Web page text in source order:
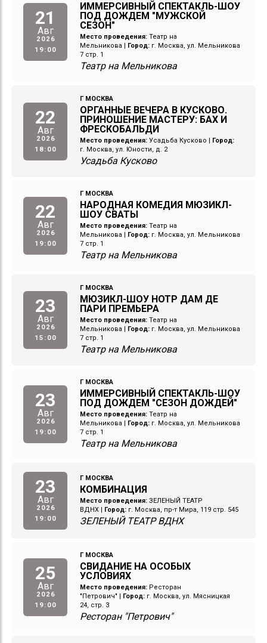
21
Авг
2026
19:00
ИММЕРСИВНЫЙ СПЕКТАКЛЬ-ШОУ
ПОД ДОЖДЕМ "МУЖСКОЙ
СЕЗОН"
Место проведения: Театр на
Мельникова
Город: г. Москва, ул. Мельникова
7 стр. 1
Театр на Мельникова
22
Авг
2026
18:00
Г МОСКВА
ОРГАННЫЕ ВЕЧЕРА В КУСКОВО.
ПРИНОШЕНИЕ МАСТЕРУ: БАХ И
ФРЕСКОБАЛЬДИ
Место проведения: Усадьба Кусково
Город:
г. Москва, ул. Юности, д. 2
Усадьба Кусково
22
Авг
2026
19:00
Г МОСКВА
НАРОДНАЯ КОМЕДИЯ МЮЗИКЛ-
ШОУ СВАТЫ
Место проведения: Театр на
Мельникова
Город: г. Москва, ул. Мельникова
7 стр. 1
Театр на Мельникова
23
Авг
2026
15:00
Г МОСКВА
МЮЗИКЛ-ШОУ НОТР ДАМ ДЕ
ПАРИ ПРЕМЬЕРА
Место проведения: Театр на
Мельникова
Город: г. Москва, ул. Мельникова
7 стр. 1
Театр на Мельникова
23
Авг
2026
19:00
Г МОСКВА
ИММЕРСИВНЫЙ СПЕКТАКЛЬ-ШОУ
ПОД ДОЖДЕМ "СЕЗОН ДОЖДЕЙ"
Место проведения: Театр на
Мельникова
Город: г. Москва, ул. Мельникова
7 стр. 1
Театр на Мельникова
23
Авг
2026
19:00
Г МОСКВА
КОМБИНАЦИЯ
Место проведения: ЗЕЛЕНЫЙ ТЕАТР
ВДНХ | Город: г. Москва, пр-т Мира, 119 стр. 545
ЗЕЛЕНЫЙ ТЕАТР ВДНХ
25
Авг
2026
19:00
Г МОСКВА
СВИДАНИЕ НА ОСОБЫХ
УСЛОВИЯХ
Место проведения: Ресторан
"Петрович"
Город: г. Москва, ул. Мясницкая
24, стр. 3
Ресторан "Петрович"